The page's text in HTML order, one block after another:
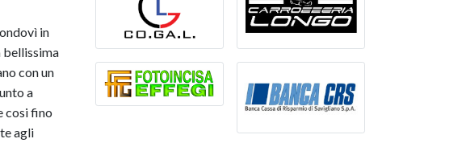
in
bellissima
con un
a
cosi fino
agli